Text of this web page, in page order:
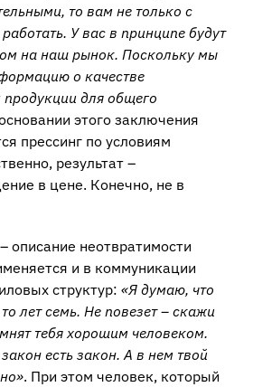
то вам не только с
У вас в принципе будут
на наш рынок. Поскольку мы
о качестве
для общего
этого заключения
прессинг по условиям
результат –
в цене. Конечно, не в
описание неотвратимости
и в коммуникации
структур: «Я думаю, что
лет семь. Не повезет – скажи
тебя хорошим человеком.
есть закон. А в нем твой
. При этом человек, который